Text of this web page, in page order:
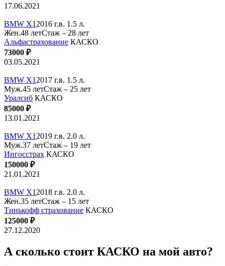
17.06.2021
BMW X1 2016 г.в. 1.5 л.
Жен.48 летСтаж – 28 лет
Альфастрахование КАСКО
73000 ₽
03.05.2021
BMW X1 2017 г.в. 1.5 л.
Муж.45 летСтаж – 25 лет
Уралсиб КАСКО
85000 ₽
13.01.2021
BMW X1 2019 г.в. 2.0 л.
Муж.37 летСтаж – 19 лет
Ингосстрах КАСКО
150000 ₽
21.01.2021
BMW X1 2018 г.в. 2.0 л.
Жен.35 летСтаж – 15 лет
Тинькофф страхование КАСКО
125000 ₽
27.12.2020
А сколько стоит КАСКО на мой авто?